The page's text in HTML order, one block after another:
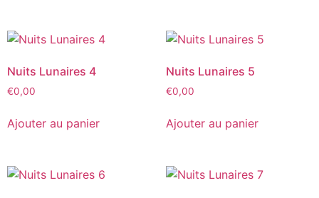
Nuits Lunaires 4
€0,00
Ajouter au panier
Nuits Lunaires 5
€0,00
Ajouter au panier